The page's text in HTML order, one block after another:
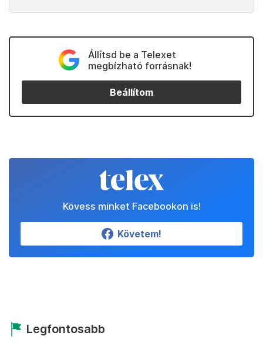
Állítsd be a Telexet
megbízható forrásnak!
Beállítom
Kövess minket Facebookon is!
Követem!
Legfontosabb